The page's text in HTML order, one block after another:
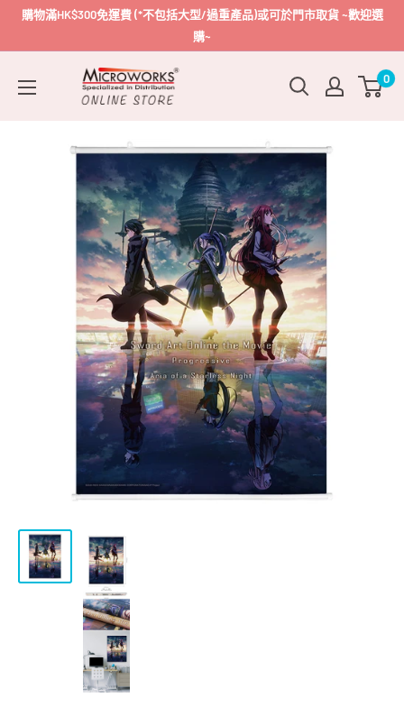
購物滿HK$300免運費 (*不包括大型/過重產品)或可於門市取貨 ~歡迎選
購~
Microworks
Online
0